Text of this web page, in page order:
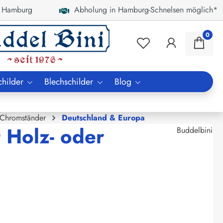
Abholung in Hamburg-Schnelsen möglich*
0
Blechschilder Blog
Deutschland & Europa
oder
Buddelbini